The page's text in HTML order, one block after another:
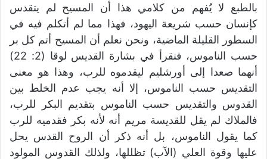
بالطبع لا يُفهم من كلامي هذا أن المسيح لم يتقدس
كإنسان حسب شريعة اليهود، فهذا مما لم أتكلم فيه في
السطور القليلة الماضية، ونحن نعلم أن المسيح أتم كل بر
حسب الناموس، فنقرأ في بشارة القديس لوقا (2: 22)
أنهما صعدا إلى أورشليم ليقدموه للرب، وهذا هو معنى
التقديس حسب الناموس، إلا أنه يجب عدم الخلط بين
القدوس والتقديس حسب الناموس بتقديم البكر للرب،
فالملاك لم يقل للقديسة مريم أنه لأنه بكر فقدميه للرب
كما يقول الناموس، بل أنه ذكر أن الروح القدس يحل
عليها وقوة العلي (الآب) تظللها، ولذلك القدوس المولود